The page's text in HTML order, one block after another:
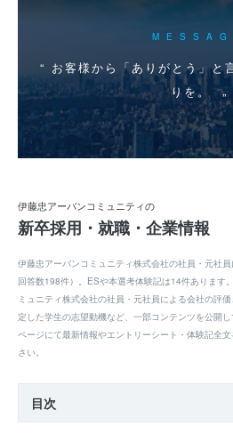
お客様から「ありがとう」と
りを。
伊藤忠アーバンコミュニティの
新卒採用・就職・企業情報
伊藤忠アーバンコミュニティ株式会社の社員・元社
回答数198件）。ESや本選考体験記は14件あります
ミュニティ株式会社の社員・元社員による会社の評
定した学生の志望動機など、一部コンテンツを公開
ページにて最新情報やエントリーシート・体験記全
さい。
目次